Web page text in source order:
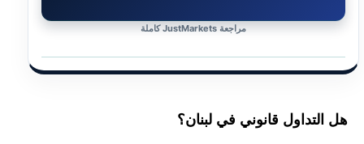
مراجعة JustMarkets كاملة
هل التداول قانوني في لبنان؟